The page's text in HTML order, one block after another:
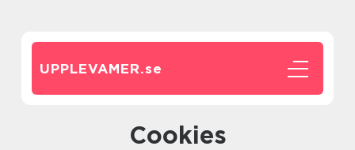
UPPLEVAMER.se
Cookies